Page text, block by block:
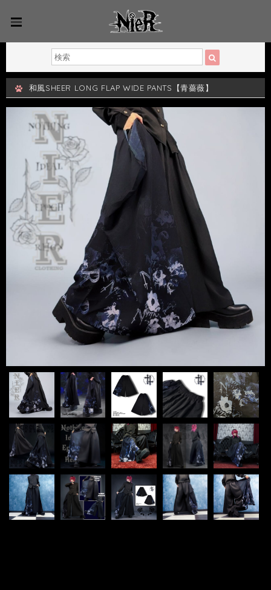
和風SHEER LONG FLAP WIDE PANTS【青薔薇】